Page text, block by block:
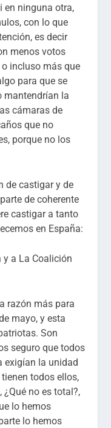
en ninguna otra,
con lo que
es decir
menos votos
incluso más que
para que se
mantendrían la
cámaras de
que no
porque no los
de castigar y de
de coherente
castigar a tanto
en España:
y a La Coalición
razón más para
mayo, y esta
Son
seguro que todos
exigían la unidad
todos ellos,
no es total?,
lo hemos
lo hemos